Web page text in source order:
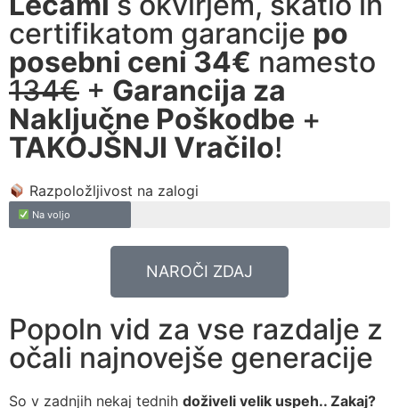
certifikatom garancije po
posebni ceni 34€ namesto
134€ + Garancija za
Naključne Poškodbe +
TAKOJŠNJI Vračilo!
Razpoložljivost na zalogi
Na voljo
NAROČI ZDAJ
Popoln vid za vse razdalje z
očali najnovejše generacije
So v zadnjih nekaj tednih doživeli velik uspeh.. Zakaj?